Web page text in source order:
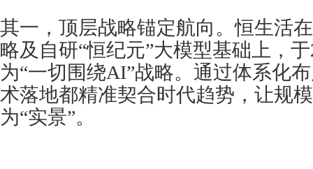
其一，顶层战略锚定航向。恒生活
略及自研“恒纪元”大模型基础上，
为“一切围绕AI”战略。通过体系化
术落地都精准契合时代趋势，让规
为“实景”。